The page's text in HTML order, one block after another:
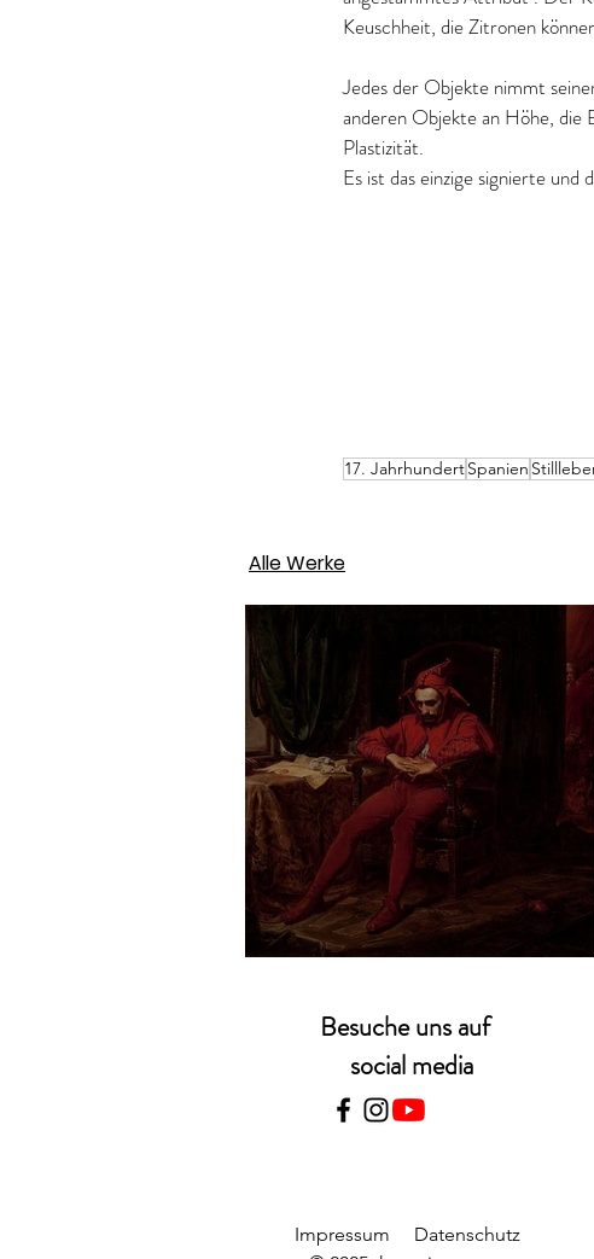
Keuschheit, die Zitronen
Jedes der Objekte nimmt
anderen Objekte an Höhe, die
Plastizität.
Es ist das einzige signierte
17. JahrhundertSpanien
Alle Werke
Besuche uns auf
social media
Impressum Datenschutz